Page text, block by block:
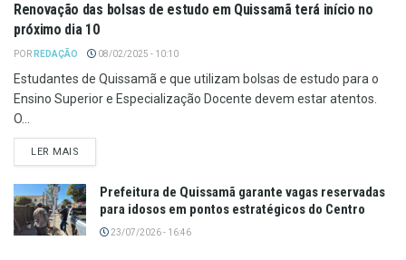
Renovação das bolsas de estudo em Quissamã terá início no
próximo dia 10
POR REDAÇÃO 08/02/2025 - 10:10
Estudantes de Quissamã e que utilizam bolsas de estudo para o
Ensino Superior e Especialização Docente devem estar atentos.
O...
LER MAIS
Prefeitura de Quissamã garante vagas reservadas
para idosos em pontos estratégicos do Centro
23/07/2026 - 16:46